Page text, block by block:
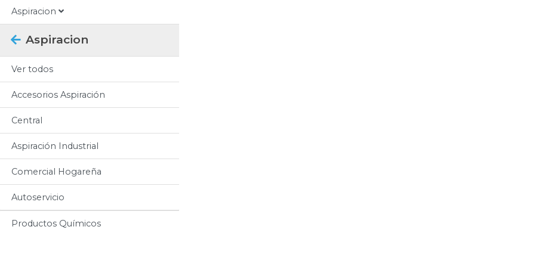
Aspiracion
Aspiracion
Ver todos
Accesorios Aspiración
Central
Aspiración Industrial
Comercial Hogareña
Autoservicio
Productos Químicos